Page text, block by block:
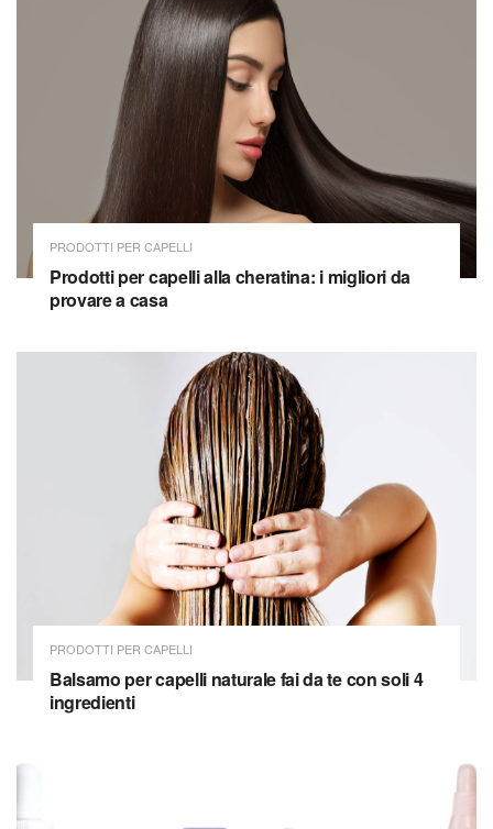
PRODOTTI PER CAPELLI
Prodotti per capelli alla cheratina: i migliori da
provare a casa
PRODOTTI PER CAPELLI
Balsamo per capelli naturale fai da te con soli 4
ingredienti